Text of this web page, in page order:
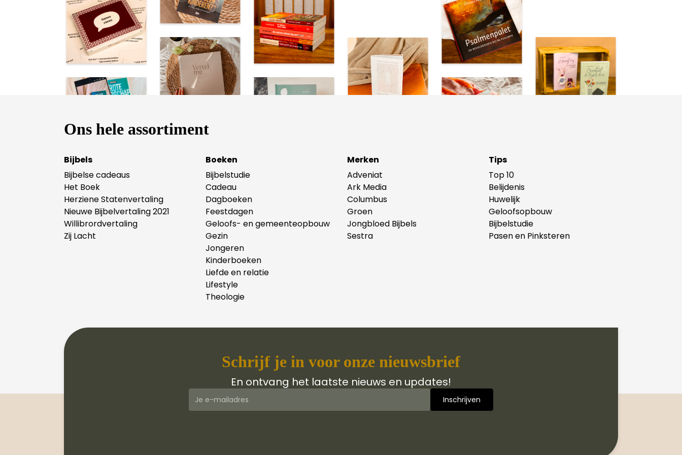
Ons hele assortiment
Bijbels
Bijbelse cadeaus
Het Boek
Herziene Statenvertaling
Nieuwe Bijbelvertaling 2021
Willibrordvertaling
Zij Lacht
Boeken
Bijbelstudie
Cadeau
Dagboeken
Feestdagen
Geloofs- en gemeenteopbouw
Gezin
Jongeren
Kinderboeken
Liefde en relatie
Lifestyle
Theologie
Merken
Adveniat
Ark Media
Columbus
Groen
Jongbloed Bijbels
Sestra
Tips
Top 10
Belijdenis
Huwelijk
Geloofsopbouw
Bijbelstudie
Pasen en Pinksteren
Schrijf je in voor onze nieuwsbrief
En ontvang het laatste nieuws en updates!